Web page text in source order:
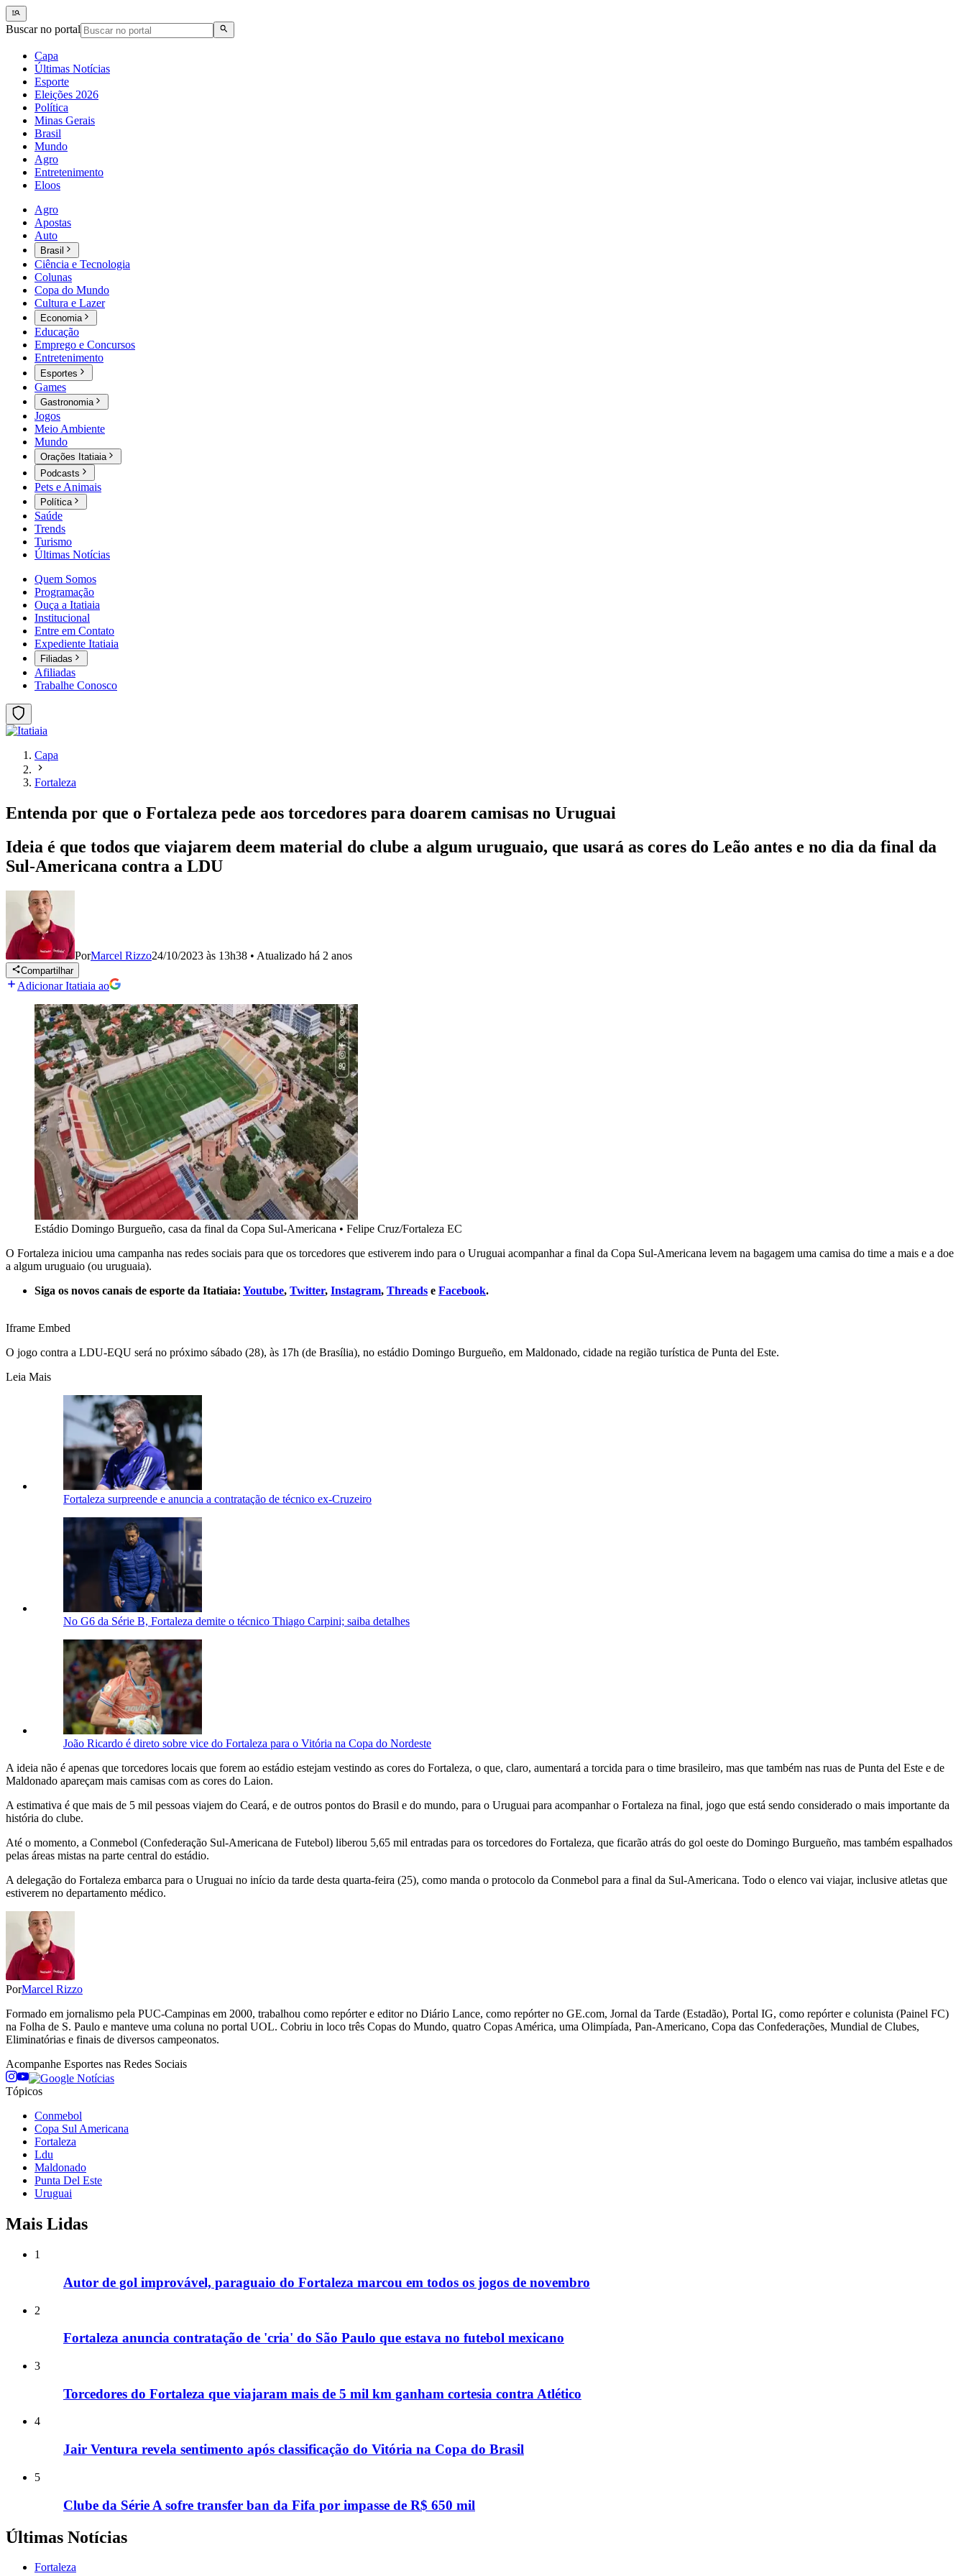
Buscar no portal
Capa
Últimas Notícias
Esporte
Eleições 2026
Política
Minas Gerais
Brasil
Mundo
Agro
Entretenimento
Eloos
Agro
Apostas
Auto
Brasil
Ciência e Tecnologia
Colunas
Copa do Mundo
Cultura e Lazer
Economia
Educação
Emprego e Concursos
Entretenimento
Esportes
Games
Gastronomia
Jogos
Meio Ambiente
Mundo
Orações Itatiaia
Podcasts
Pets e Animais
Política
Saúde
Trends
Turismo
Últimas Notícias
Quem Somos
Programação
Ouça a Itatiaia
Institucional
Entre em Contato
Expediente Itatiaia
Filiadas
Afiliadas
Trabalhe Conosco
Capa
Fortaleza
Entenda por que o Fortaleza pede aos torcedores para doarem camisas no Uruguai
Ideia é que todos que viajarem deem material do clube a algum uruguaio, que usará as cores do Leão antes e no dia da final da
Sul-Americana contra a LDU
PorMarcel Rizzo24/10/2023 às 13h38 • Atualizado há 2 anos
Compartilhar
Adicionar Itatiaia ao
Estádio Domingo Burgueño, casa da final da Copa Sul-Americana • Felipe Cruz/Fortaleza EC
O Fortaleza iniciou uma campanha nas redes sociais para que os torcedores que estiverem indo para o Uruguai acompanhar a final da Copa Sul-Americana levem na bagagem uma camisa do time a mais e a doe
a algum uruguaio (ou uruguaia).
Siga os novos canais de esporte da Itatiaia: Youtube, Twitter, Instagram, Threads e Facebook.
Iframe Embed
O jogo contra a LDU-EQU será no próximo sábado (28), às 17h (de Brasília), no estádio Domingo Burgueño, em Maldonado, cidade na região turística de Punta del Este.
Leia Mais
Fortaleza surpreende e anuncia a contratação de técnico ex-Cruzeiro
No G6 da Série B, Fortaleza demite o técnico Thiago Carpini; saiba detalhes
João Ricardo é direto sobre vice do Fortaleza para o Vitória na Copa do Nordeste
A ideia não é apenas que torcedores locais que forem ao estádio estejam vestindo as cores do Fortaleza, o que, claro, aumentará a torcida para o time brasileiro, mas que também nas ruas de Punta del Este e de
Maldonado apareçam mais camisas com as cores do Laion.
A estimativa é que mais de 5 mil pessoas viajem do Ceará, e de outros pontos do Brasil e do mundo, para o Uruguai para acompanhar o Fortaleza na final, jogo que está sendo considerado o mais importante da
história do clube.
Até o momento, a Conmebol (Confederação Sul-Americana de Futebol) liberou 5,65 mil entradas para os torcedores do Fortaleza, que ficarão atrás do gol oeste do Domingo Burgueño, mas também espalhados
pelas áreas mistas na parte central do estádio.
A delegação do Fortaleza embarca para o Uruguai no início da tarde desta quarta-feira (25), como manda o protocolo da Conmebol para a final da Sul-Americana. Todo o elenco vai viajar, inclusive atletas que
estiverem no departamento médico.
PorMarcel Rizzo
Formado em jornalismo pela PUC-Campinas em 2000, trabalhou como repórter e editor no Diário Lance, como repórter no GE.com, Jornal da Tarde (Estadão), Portal IG, como repórter e colunista (Painel FC)
na Folha de S. Paulo e manteve uma coluna no portal UOL. Cobriu in loco três Copas do Mundo, quatro Copas América, uma Olimpíada, Pan-Americano, Copa das Confederações, Mundial de Clubes,
Eliminatórias e finais de diversos campeonatos.
Acompanhe Esportes nas Redes Sociais
Tópicos
Conmebol
Copa Sul Americana
Fortaleza
Ldu
Maldonado
Punta Del Este
Uruguai
Mais Lidas
1
Autor de gol improvável, paraguaio do Fortaleza marcou em todos os jogos de novembro
2
Fortaleza anuncia contratação de 'cria' do São Paulo que estava no futebol mexicano
3
Torcedores do Fortaleza que viajaram mais de 5 mil km ganham cortesia contra Atlético
4
Jair Ventura revela sentimento após classificação do Vitória na Copa do Brasil
5
Clube da Série A sofre transfer ban da Fifa por impasse de R$ 650 mil
Últimas Notícias
Fortaleza